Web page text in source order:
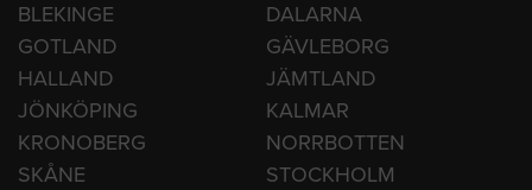
BLEKINGE
DALARNA
GOTLAND
GÄVLEBORG
HALLAND
JÄMTLAND
JÖNKÖPING
KALMAR
KRONOBERG
NORRBOTTEN
SKÅNE
STOCKHOLM